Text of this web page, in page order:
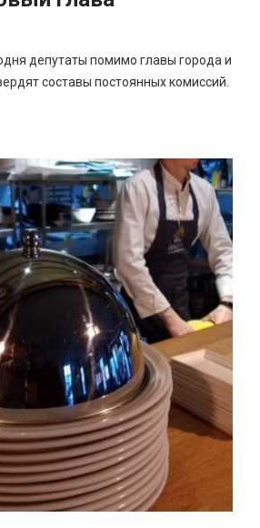
депутаты помимо главы города и
составы постоянных комиссий.